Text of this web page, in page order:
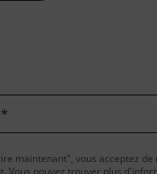
*
maintenant", vous acceptez
Vous pouvez trouver plus